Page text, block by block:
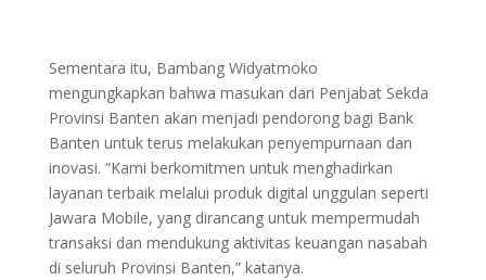
Sementara itu, Bambang Widyatmoko
mengungkapkan bahwa masukan dari Penjabat Sekda
Provinsi Banten akan menjadi pendorong bagi Bank
Banten untuk terus melakukan penyempurnaan dan
inovasi. “Kami berkomitmen untuk menghadirkan
layanan terbaik melalui produk digital unggulan seperti
Jawara Mobile, yang dirancang untuk mempermudah
transaksi dan mendukung aktivitas keuangan nasabah
di seluruh Provinsi Banten,” katanya.